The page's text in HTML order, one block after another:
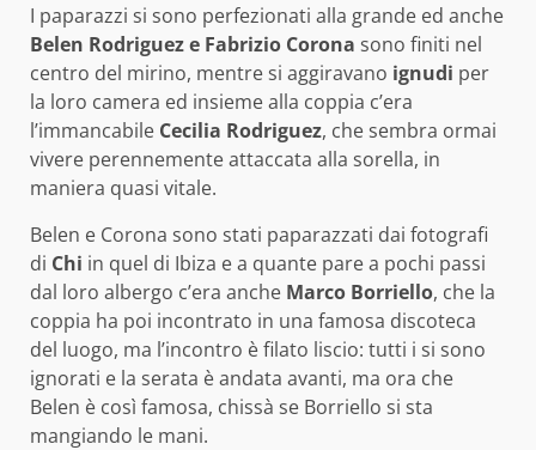
I paparazzi si sono perfezionati alla grande ed anche
Belen Rodriguez e Fabrizio Corona sono finiti nel
centro del mirino, mentre si aggiravano ignudi per
la loro camera ed insieme alla coppia c’era
l’immancabile Cecilia Rodriguez, che sembra ormai
vivere perennemente attaccata alla sorella, in
maniera quasi vitale.
Belen e Corona sono stati paparazzati dai fotografi
di Chi in quel di Ibiza e a quante pare a pochi passi
dal loro albergo c’era anche Marco Borriello, che la
coppia ha poi incontrato in una famosa discoteca
del luogo, ma l’incontro è filato liscio: tutti i si sono
ignorati e la serata è andata avanti, ma ora che
Belen è così famosa, chissà se Borriello si sta
mangiando le mani.